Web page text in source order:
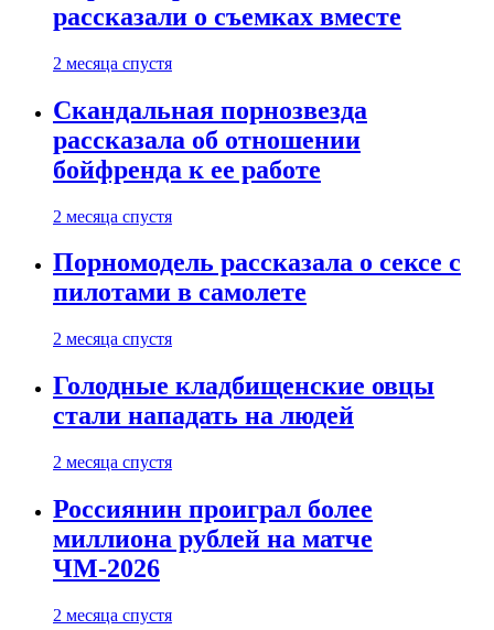
рассказали о съемках вместе
2 месяца спустя
Скандальная порнозвезда
рассказала об отношении
бойфренда к ее работе
2 месяца спустя
Порномодель рассказала о сексе с
пилотами в самолете
2 месяца спустя
Голодные кладбищенские овцы
стали нападать на людей
2 месяца спустя
Россиянин проиграл более
миллиона рублей на матче
ЧМ-2026
2 месяца спустя